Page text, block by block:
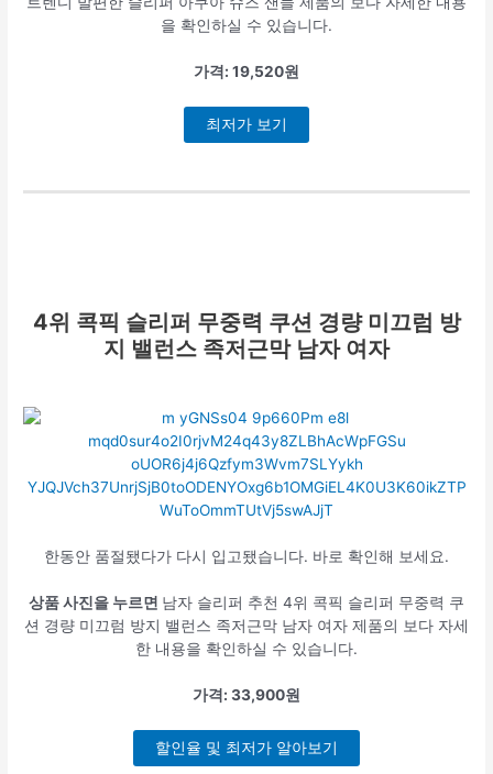
을 확인하실 수 있습니다.
가격: 19,520원
최저가 보기
4위 콕픽 슬리퍼 무중력 쿠션 경량 미끄럼 방
지 밸런스 족저근막 남자 여자
한동안 품절됐다가 다시 입고됐습니다. 바로 확인해 보세요.
상품 사진을 누르면 남자 슬리퍼 추천 4위 콕픽 슬리퍼 무중력 쿠
션 경량 미끄럼 방지 밸런스 족저근막 남자 여자 제품의 보다 자세
한 내용을 확인하실 수 있습니다.
가격: 33,900원
할인율 및 최저가 알아보기